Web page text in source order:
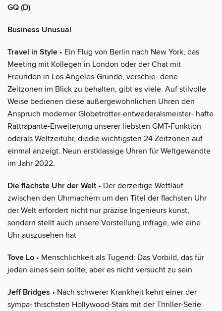
GQ (D)
Business Unusual
Travel in Style • Ein Flug von Berlin nach New York, das
Meeting mit Kollegen in London oder der Chat mit
Freunden in Los Angeles-Gründe, verschie- dene
Zeitzonen im Blick zu behalten, gibt es viele. Auf stilvolle
Weise bedienen diese außergewöhnlichen Uhren den
Anspruch moderner Globetrotter-entwederalsmeister- hafte
Rattrapante-Erweiterung unserer liebsten GMT-Funktion
oderals Weltzeituhr, diedie wichtigsten 24 Zeitzonen auf
einmal anzeigt. Neun erstklassige Uhren für Weltgewandte
im Jahr 2022.
Die flachste Uhr der Welt • Der derzeitige Wettlauf
zwischen den Uhrmachern um den Titel der flachsten Uhr
der Welt erfordert nicht nur präzise Ingenieurs kunst,
sondern stellt auch unsere Vorstellung infrage, wie eine
Uhr auszusehen hat
Tove Lo • Menschlichkeit als Tugend: Das Vorbild, das für
jeden eines sein sollte, aber es nicht versucht zu sein
Jeff Bridges • Nach schwerer Krankheit kehrt einer der
sympa- thischsten Hollywood-Stars mit der Thriller-Serie